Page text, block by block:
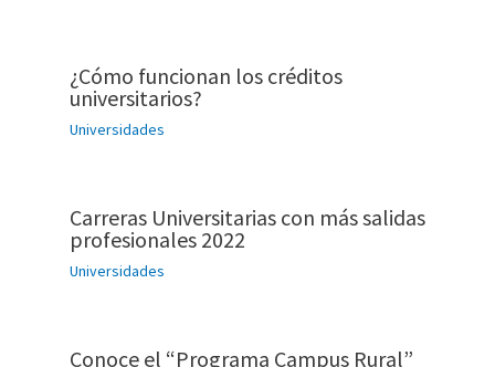
¿Cómo funcionan los créditos
universitarios?
Universidades
Carreras Universitarias con más salidas
profesionales 2022
Universidades
Conoce el “Programa Campus Rural”